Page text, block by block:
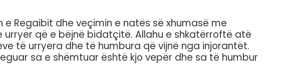
Regaibit dhe veçimin e natës së xhumasë me
që e bëjnë bidatçitë. Allahu e shkatërroftë atë
të urryera dhe të humbura që vijnë nga injorantët.
sa e shëmtuar është kjo vepër dhe sa të humbur